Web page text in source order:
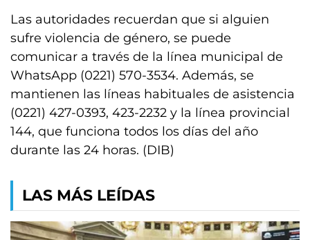
Las autoridades recuerdan que si alguien
sufre violencia de género, se puede
comunicar a través de la línea municipal de
WhatsApp (0221) 570-3534. Además, se
mantienen las líneas habituales de asistencia
(0221) 427-0393, 423-2232 y la línea provincial
144, que funciona todos los días del año
durante las 24 horas. (DIB)
LAS MÁS LEÍDAS